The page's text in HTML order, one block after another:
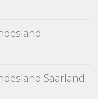
Saarland